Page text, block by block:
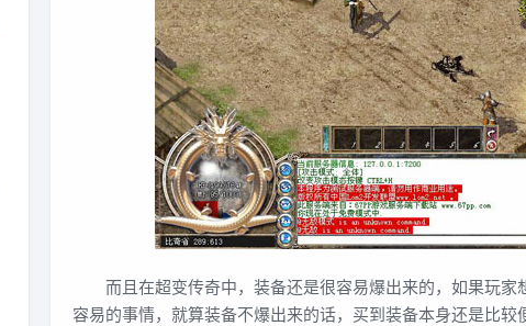
而且在超变传奇中，装备还是很容易爆出来的，如果玩家
容易的事情，就算装备不爆出来的话，买到装备本身还是比